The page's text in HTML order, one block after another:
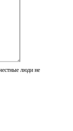
люди не